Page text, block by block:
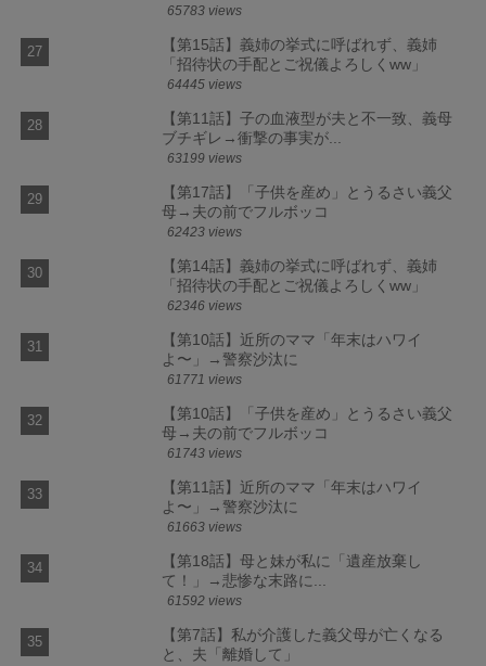
65783 views
【第15話】義姉の挙式に呼ばれず、義姉
「招待状の手配とご祝儀よろしくww」
64445 views
【第11話】子の血液型が夫と不一致、義母
ブチギレ→衝撃の事実が...
63199 views
【第17話】「子供を産め」とうるさい義父
母→夫の前でフルボッコ
62423 views
【第14話】義姉の挙式に呼ばれず、義姉
「招待状の手配とご祝儀よろしくww」
62346 views
【第10話】近所のママ「年末はハワイ
よ〜」→警察沙汰に
61771 views
【第10話】「子供を産め」とうるさい義父
母→夫の前でフルボッコ
61743 views
【第11話】近所のママ「年末はハワイ
よ〜」→警察沙汰に
61663 views
【第18話】母と妹が私に「遺産放棄し
て！」→悲惨な末路に...
61592 views
【第7話】私が介護した義父母が亡くなる
と、夫「離婚して」